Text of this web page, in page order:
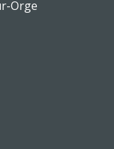
Orge